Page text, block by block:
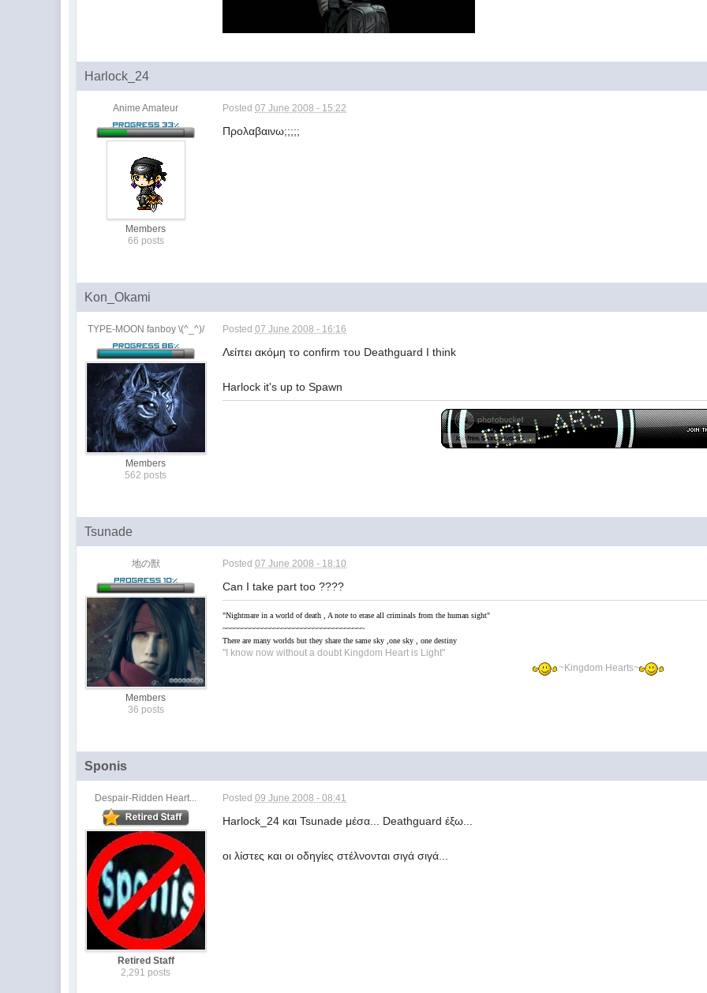
Harlock_24
Anime Amateur
Members
66 posts
Posted07 June 2008 - 15:22
Προλαβαινω;;;;;
Kon_Okami
TYPE-MOON fanboy \(^_^)/
Members
562 posts
Posted07 June 2008 - 16:16
Λείπει ακόμη το confirm του Deathguard I think
Harlock it's up to Spawn
Tsunade
地の獣
Members
36 posts
Posted07 June 2008 - 18:10
Can I take part too ????
"Nightmare in a world of death , A note to erase all criminals from the human sight"
~~~~~~~~~~~~~~~~~~~~~~~~~~~~~~~~~~~~
Τhere are many worlds but they share the same sky ,one sky , one destiny
"Ι know now without a doubt Kingdom Heart is Light"
~Kingdom Hearts~
Sponis
Despair-Ridden Heart...
Retired Staff
2,291 posts
Posted09 June 2008 - 08:41
Harlock_24 και Tsunade μέσα... Deathguard έξω...
οι λίστες και οι οδηγίες στέλνονται σιγά σιγά...